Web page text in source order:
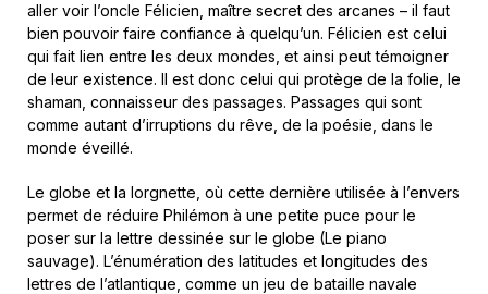
aller voir l’oncle Félicien, maître secret des arcanes – il faut
bien pouvoir faire confiance à quelqu’un. Félicien est celui
qui fait lien entre les deux mondes, et ainsi peut témoigner
de leur existence. Il est donc celui qui protège de la folie, le
shaman, connaisseur des passages. Passages qui sont
comme autant d’irruptions du rêve, de la poésie, dans le
monde éveillé.
Le globe et la lorgnette, où cette dernière utilisée à l’envers
permet de réduire Philémon à une petite puce pour le
poser sur la lettre dessinée sur le globe (Le piano
sauvage). L’énumération des latitudes et longitudes des
lettres de l’atlantique, comme un jeu de bataille navale